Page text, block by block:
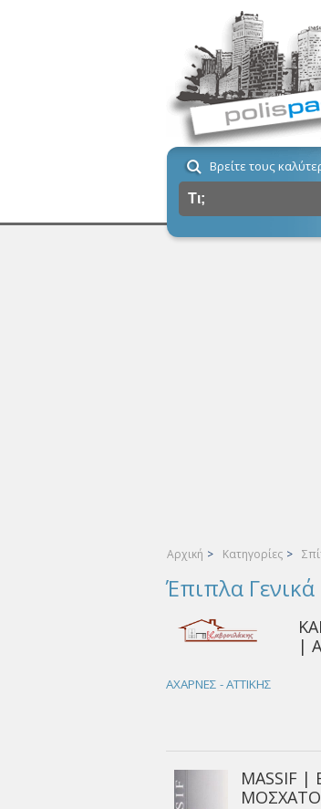
Βρείτε τους
Αρχική > Κατηγορίες >
Έπιπλα Γενικά
|
ΑΧΑΡΝΕΣ - ΑΤΤΙΚΗΣ
MASSIF |
ΜΟΣΧΑΤΟ